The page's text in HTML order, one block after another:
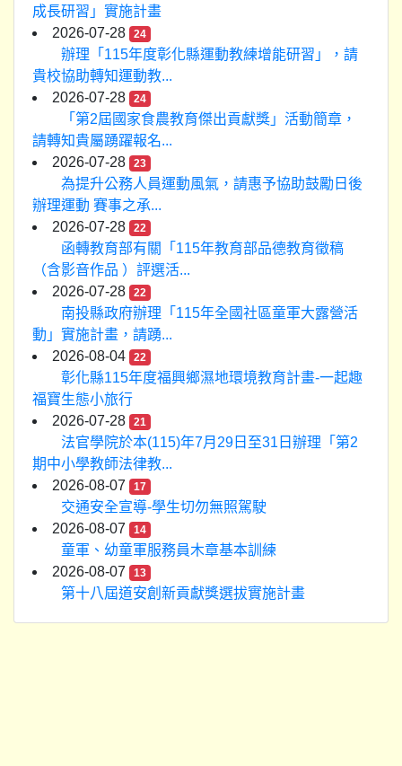
成長研習」實施計畫
2026-07-28
24
辦理「115年度彰化縣運動教練增能研習」，請
貴校協助轉知運動教...
2026-07-28
24
「第2屆國家食農教育傑出貢獻獎」活動簡章，
請轉知貴屬踴躍報名...
2026-07-28
23
為提升公務人員運動風氣，請惠予協助鼓勵日後
辦理運動 賽事之承...
2026-07-28
22
函轉教育部有關「115年教育部品德教育徵稿
（含影音作品 ）評選活...
2026-07-28
22
南投縣政府辦理「115年全國社區童軍大露營活
動」實施計畫，請踴...
2026-08-04
22
彰化縣115年度福興鄉濕地環境教育計畫-一起趣
福寶生態小旅行
2026-07-28
21
法官學院於本(115)年7月29日至31日辦理「第2
期中小學教師法律教...
2026-08-07
17
交通安全宣導-學生切勿無照駕駛
2026-08-07
14
童軍、幼童軍服務員木章基本訓練
2026-08-07
13
第十八屆道安創新貢獻獎選拔實施計畫